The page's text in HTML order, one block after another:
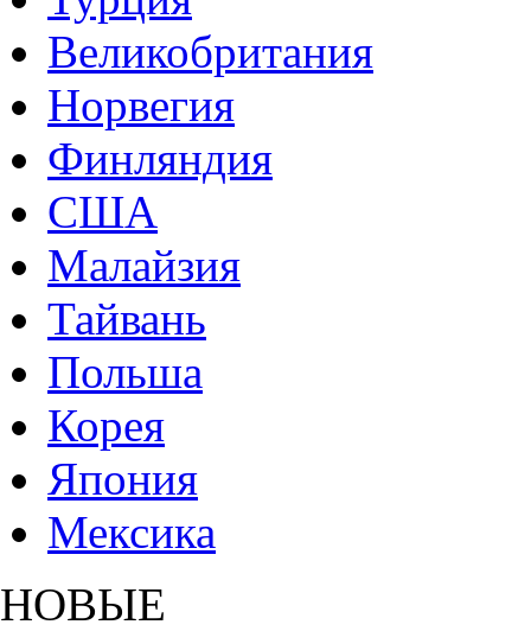
Великобритания
Норвегия
Финляндия
США
Малайзия
Тайвань
Польша
Корея
Япония
Мексика
НОВЫЕ